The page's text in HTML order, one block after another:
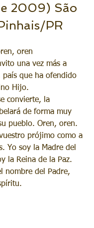
2009) São
PR
oren
una vez más a
país que ha ofendido
Hijo.
convierte, la
de forma muy
pueblo. Oren, oren.
prójimo como a
Yo soy la Madre del
la Reina de la Paz.
nombre del Padre,